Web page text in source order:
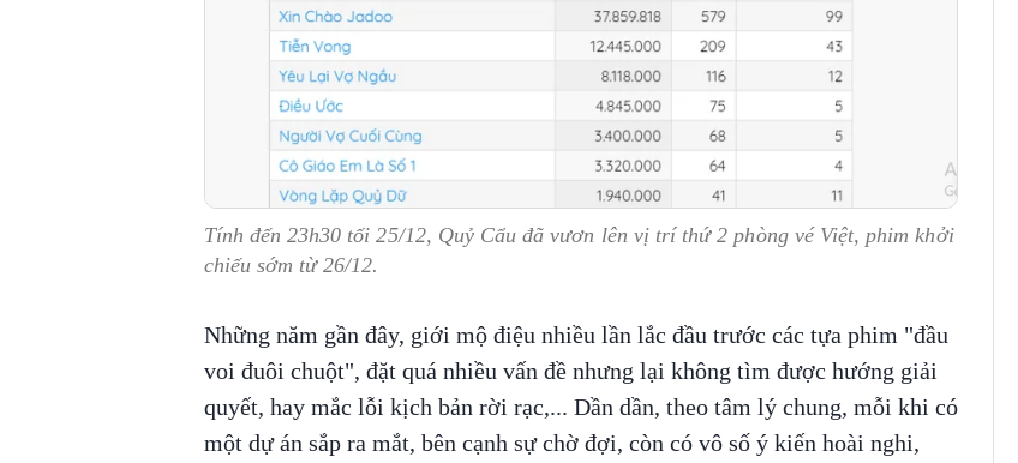
Tính đến 23h30 tối 25/12, Quỷ Cẩu đã vươn lên vị trí thứ 2 phòng vé Việt, phim khởi
chiếu sớm từ 26/12.
Những năm gần đây, giới mộ điệu nhiều lần lắc đầu trước các tựa phim "đầu
voi đuôi chuột", đặt quá nhiều vấn đề nhưng lại không tìm được hướng giải
quyết, hay mắc lỗi kịch bản rời rạc,... Dần dần, theo tâm lý chung, mỗi khi có
một dự án sắp ra mắt, bên cạnh sự chờ đợi, còn có vô số ý kiến hoài nghi,